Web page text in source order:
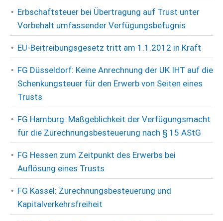
Erbschaftsteuer bei Übertragung auf Trust unter
Vorbehalt umfassender Verfügungsbefugnis
EU-Beitreibungsgesetz tritt am 1.1.2012 in Kraft
FG Düsseldorf: Keine Anrechnung der UK IHT auf die
Schenkungsteuer für den Erwerb von Seiten eines
Trusts
FG Hamburg: Maßgeblichkeit der Verfügungsmacht
für die Zurechnungsbesteuerung nach § 15 AStG
FG Hessen zum Zeitpunkt des Erwerbs bei
Auflösung eines Trusts
FG Kassel: Zurechnungsbesteuerung und
Kapitalverkehrsfreiheit